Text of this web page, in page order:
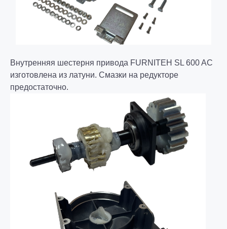
Внутренняя шестерня привода FURNITEH SL 600 AC
изготовлена из латуни. Смазки на редукторе
предостаточно.